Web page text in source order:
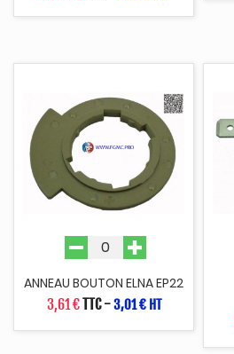
ANNEAU BOUTON ELNA EP22
3,61 €TTC-3,01 € HT